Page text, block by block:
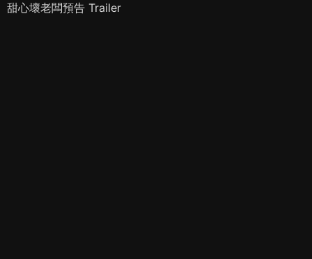
甜心壞老闆預告 Trailer